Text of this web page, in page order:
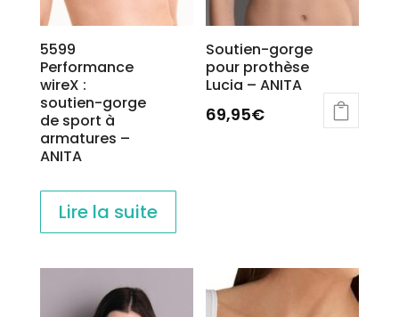
5599
Performance
wireX :
soutien-gorge
de sport à
armatures –
ANITA
Lire la suite
Soutien-gorge
pour prothèse
Lucia – ANITA
69,95€
peuvent
être
choisies